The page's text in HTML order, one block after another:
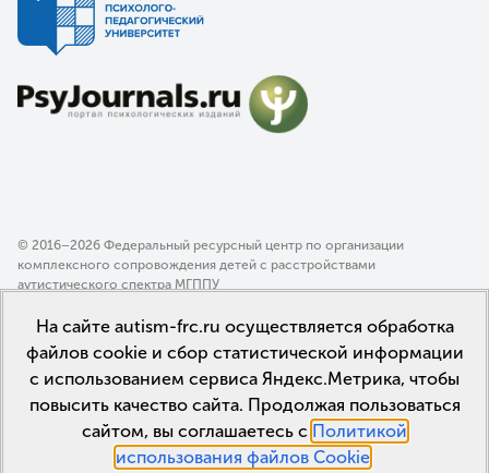
© 2016–2026 Федеральный ресурсный центр по организации
комплексного сопровождения детей с расстройствами
аутистического спектра МГППУ
Политика конфиденциальности
Пользовательское соглашение
На сайте autism-frc.ru осуществляется обработка
файлов cookie и сбор статистической информации
с использованием сервиса Яндекс.Метрика, чтобы
повысить качество сайта. Продолжая пользоваться
сайтом, вы соглашаетесь с Политикой
использования файлов Cookie.